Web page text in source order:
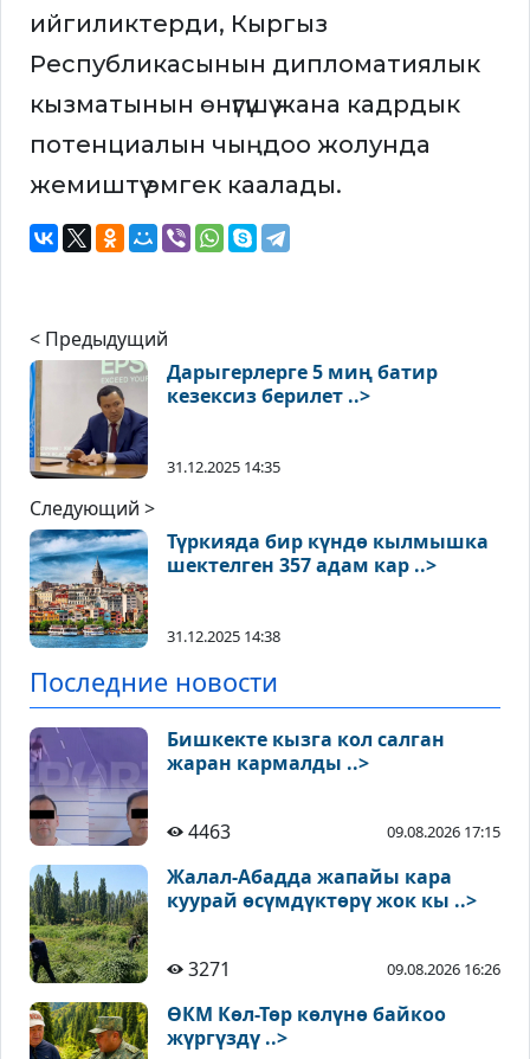
ийгиликтерди, Кыргыз
Республикасынын дипломатиялык
кызматынын өнүгүшү жана кадрдык
потенциалын чыңдоо жолунда
жемиштүү эмгек каалады.
< Предыдущий
Дарыгерлерге 5 миң батир
кезексиз берилет ..>
31.12.2025 14:35
Следующий >
Түркияда бир күндө кылмышка
шектелген 357 адам кар ..>
31.12.2025 14:38
Последние новости
Бишкекте кызга кол салган
жаран кармалды ..>
4463 09.08.2026 17:15
Жалал-Абадда жапайы кара
куурай өсүмдүктөрү жок кы ..>
3271 09.08.2026 16:26
ӨКМ Көл-Төр көлүнө байкоо
жүргүздү ..>